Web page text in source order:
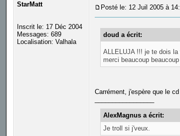
StarMatt
Inscrit le: 17 Déc 2004
Messages: 689
Localisation: Valhala
Posté le: 12 Juil 2005 à
doud a écrit:
ALLELUJA !!! je te dois la
merci beaucoup
Carrément, j'espère que le
AlexMagnus a écrit:
Je troll si j'veux.